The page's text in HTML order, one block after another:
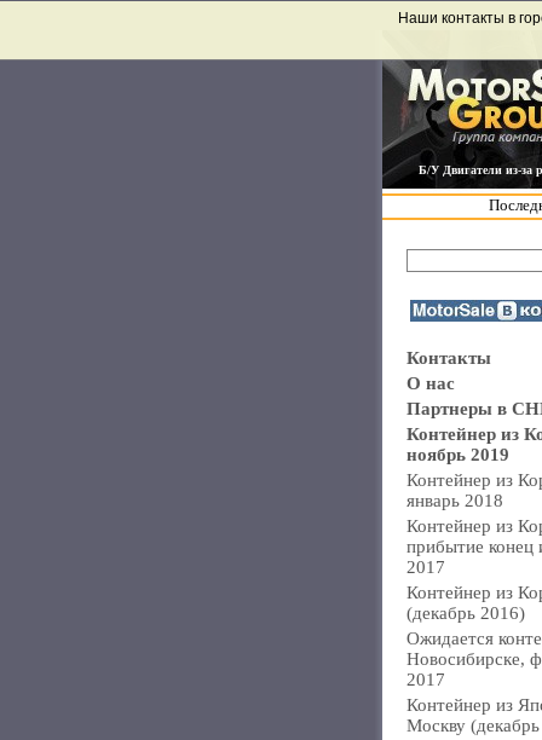
Б/У Двигатели из-за
Наши контакты в
Контакты
О нас
Партнеры в
Контейнер из
ноябрь 2019
Контейнер из
январь 2018
Контейнер из
прибытие конец
2017
Контейнер из
(декабрь 2016)
Ожидается
Новосибирске,
2017
Контейнер из
Москву